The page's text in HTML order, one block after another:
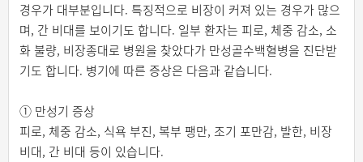
경우가 대부분입니다. 특징적으로 비장이 커져 있는 경우가 많으
며, 간 비대를 보이기도 합니다. 일부 환자는 피로, 체중 감소, 소
화 불량, 비장종대로 병원을 찾았다가 만성골수백혈병을 진단받
기도 합니다. 병기에 따른 증상은 다음과 같습니다.
① 만성기 증상
피로, 체중 감소, 식욕 부진, 복부 팽만, 조기 포만감, 발한, 비장
비대, 간 비대 등이 있습니다.